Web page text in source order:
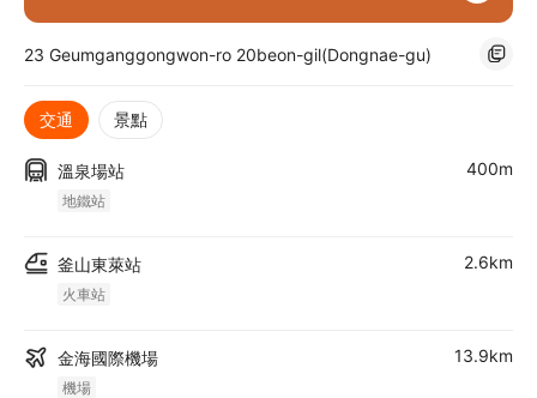
23 Geumganggongwon-ro 20beon-gil(Dongnae-gu)
交通 景點
溫泉場站
地鐵站
400m
釜山東萊站
火車站
2.6km
金海國際機場
機場
13.9km